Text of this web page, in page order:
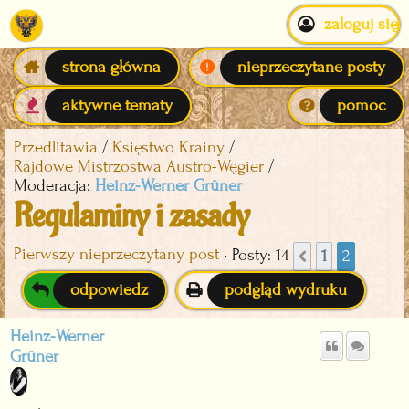
zaloguj się
strona główna
nieprzeczytane posty
aktywne tematy
pomoc
Przedlitawia
Księstwo Krainy
Rajdowe Mistrzostwa Austro-Węgier
Moderacja: Heinz-Werner Grüner
Regulaminy i zasady
Pierwszy nieprzeczytany post• Posty: 14 Poprzednia
1
2
odpowiedz
podgląd wydruku
Heinz-Werner
Grüner